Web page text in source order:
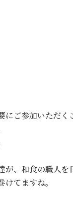
ご参加いただく
、和食の職人を
てますね。